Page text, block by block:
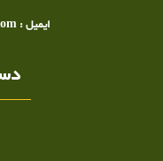
ایمیل : info@drrahiminejad.com